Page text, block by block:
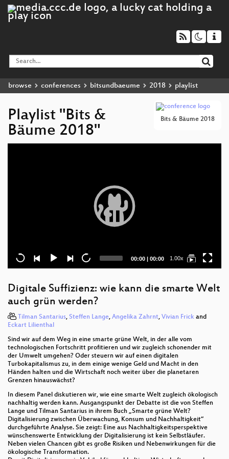
browse conferences bitsundbaeume 2018 playlist
Bits & Bäume 2018
Playlist "Bits &
Bäume 2018"
Current
00:00 | Total
00:00 1.00x
Digitale Suffizienz: wie kann die smarte Welt
auch grün werden?
Tilman Santarius, Steffen Lange, Angelika Zahrnt, Vivian Frick and
Eckart Lilienthal
Sind wir auf dem Weg in eine smarte grüne Welt, in der alle vom
technologischen Fortschritt profitieren und wir zugleich schonender mit
der Umwelt umgehen? Oder steuern wir auf einen digitalen
Turbokapitalismus zu, in dem einige wenige Geld und Macht in den
Händen halten und die Wirtschaft noch weiter über die planetaren
Grenzen hinauswächst?
In diesem Panel diskutieren wir, wie eine smarte Welt zugleich ökologisch
nachhaltig werden kann. Ausgangspunkt der Debatte ist die von Steffen
Lange und Tilman Santarius in ihrem Buch „Smarte grüne Welt?
Digitalisierung zwischen Überwachung, Konsum und Nachhaltigkeit“
durchgeführte Analyse. Sie zeigt: Eine aus Nachhaltigkeitsperspektive
wünschenswerte Entwicklung der Digitalisierung ist kein Selbstläufer.
Neben vielen Chancen gibt es große Risiken und Nebenwirkungen für die
ökologische Transformation.